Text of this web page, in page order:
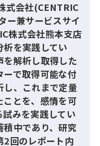
式会社(CENTRIC
ー兼サービスサイ
株式会社熊本支店
を実践してい
を解析し取得した
で取得可能な付
し、これまで定量
ことを、感情を可
みを実践してい
中であり、研究
2回のレポート内